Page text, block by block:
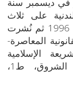
على ثلاث
حلقات في الأسبوع الأول من مارس 1996 ثم نُشرت
المعاصرة-
الإسلامية
والقانون الوضعي، القاهرة، دار الشروق، ط1،